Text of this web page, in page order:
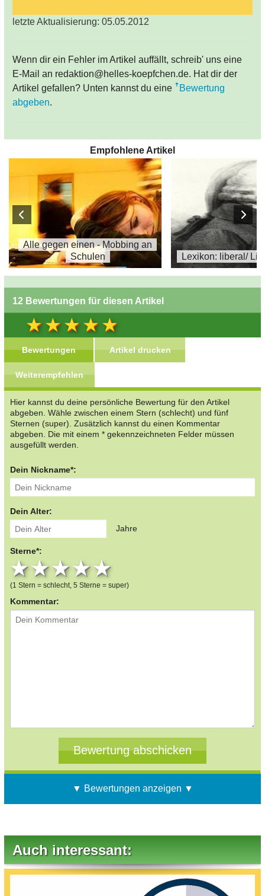
letzte Aktualisierung: 05.05.2012
Wenn dir ein Fehler im Artikel auffällt, schreib' uns eine
E-Mail an redaktion@helles-koepfchen.de. Hat dir der
Artikel gefallen? Unten kannst du eine
Bewertung
abgeben.
Empfohlene Artikel
Alle gegen einen - Mobbing an
Schulen
Lexikon: liberal/
12 Bewertungen für diesen Artikel
Bewertungen Artikel drucken
Weiterempfehlen
Hier kannst du deine persönliche Bewertung für den Artikel
abgeben. Wähle zwischen einem Stern (schlecht) und fünf
Sternen (super). Zusätzlich kannst du einen Kommentar
abgeben. Die mit einem * gekennzeichneten Felder müssen
ausgefüllt werden.
Dein Nickname*:
Dein Alter:
Jahre
Sterne*:
4 stars
3 stars
2 stars
1 star
(1 Stern = schlecht, 5 Sterne = super)
Kommentar:
▼ Bewertungen anzeigen ▼
Auch interessant: